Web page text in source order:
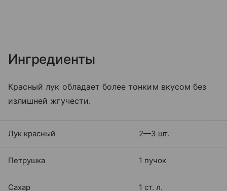
Ингредиенты
Красный лук обладает более тонким вкусом без
излишней жгучести.
Лук красный 2—3 шт.
Петрушка 1 пучок
Сахар 1 ст. л.